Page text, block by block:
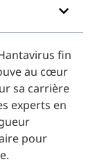
fin
au cœur
sa carrière
experts en
pour